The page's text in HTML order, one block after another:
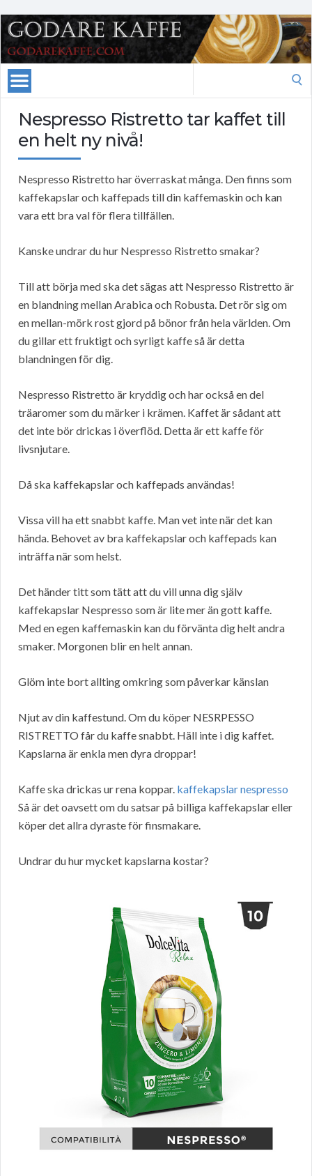
Nespresso Ristretto tar kaffet till
en helt ny nivå!
Nespresso Ristretto har överraskat många. Den finns som
kaffekapslar och kaffepads till din kaffemaskin och kan
vara ett bra val för flera tillfällen.
Kanske undrar du hur Nespresso Ristretto smakar?
Till att börja med ska det sägas att Nespresso Ristretto är
en blandning mellan Arabica och Robusta. Det rör sig om
en mellan-mörk rost gjord på bönor från hela världen. Om
du gillar ett fruktigt och syrligt kaffe så är detta
blandningen för dig.
Nespresso Ristretto är kryddig och har också en del
träaromer som du märker i krämen. Kaffet är sådant att
det inte bör drickas i överflöd. Detta är ett kaffe för
livsnjutare.
Då ska kaffekapslar och kaffepads användas!
Vissa vill ha ett snabbt kaffe. Man vet inte när det kan
hända. Behovet av bra kaffekapslar och kaffepads kan
inträffa när som helst.
Det händer titt som tätt att du vill unna dig själv
kaffekapslar Nespresso som är lite mer än gott kaffe.
Med en egen kaffemaskin kan du förvänta dig helt andra
smaker. Morgonen blir en helt annan.
Glöm inte bort allting omkring som påverkar känslan
Njut av din kaffestund. Om du köper NESRPESSO
RISTRETTO får du kaffe snabbt. Häll inte i dig kaffet.
Kapslarna är enkla men dyra droppar!
Kaffe ska drickas ur rena koppar. kaffekapslar nespresso
Så är det oavsett om du satsar på billiga kaffekapslar eller
köper det allra dyraste för finsmakare.
Undrar du hur mycket kapslarna kostar?